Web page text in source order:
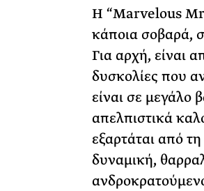
Η “Marvelous
κάποια σοβαρά,
Για αρχή, είναι
δυσκολίες που
είναι σε μεγάλο
απελπιστικά
εξαρτάται από
δυναμική,